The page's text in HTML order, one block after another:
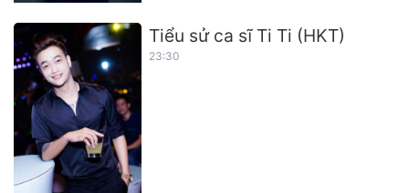
Tiểu sử ca sĩ Ti Ti (HKT)
23:30